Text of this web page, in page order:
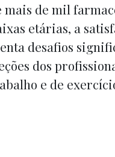
de mil
etárias, a
desafios
dos
e de